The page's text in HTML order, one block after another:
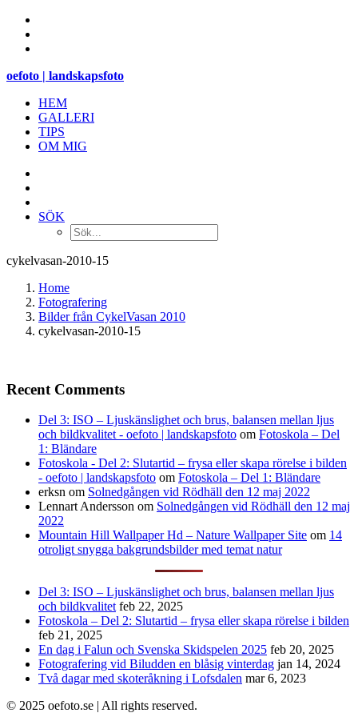
oefoto | landskapsfoto
HEM
GALLERI
TIPS
OM MIG
SÖK
cykelvasan-2010-15
Home
Fotografering
Bilder från CykelVasan 2010
cykelvasan-2010-15
Recent Comments
Del 3: ISO – Ljuskänslighet och brus, balansen mellan ljus
och bildkvalitet - oefoto | landskapsfoto om Fotoskola – Del
1: Bländare
Fotoskola - Del 2: Slutartid – frysa eller skapa rörelse i bilden
- oefoto | landskapsfoto om Fotoskola – Del 1: Bländare
erksn om Solnedgången vid Rödhäll den 12 maj 2022
Lennart Andersson om Solnedgången vid Rödhäll den 12 maj
2022
Mountain Hill Wallpaper Hd – Nature Wallpaper Site om 14
otroligt snygga bakgrundsbilder med temat natur
Del 3: ISO – Ljuskänslighet och brus, balansen mellan ljus
och bildkvalitet feb 22, 2025
Fotoskola – Del 2: Slutartid – frysa eller skapa rörelse i bilden
feb 21, 2025
En dag i Falun och Svenska Skidspelen 2025 feb 20, 2025
Fotografering vid Biludden en blåsig vinterdag jan 14, 2024
Två dagar med skoteråkning i Lofsdalen mar 6, 2023
© 2025 oefoto.se | All rights reserved.